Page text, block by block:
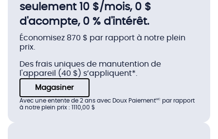
seulement 10 $/mois, 0 $
d'acompte, 0 % d'intérêt.
Économisez 870 $ par rapport à notre plein
prix.
Des frais uniques de manutention de
l'appareil (40 $) s’appliquent*.
Magasiner
Avec une entente de 2 ans avec Doux PaiementMC
par rapport
à notre plein prix : 1110,00 $